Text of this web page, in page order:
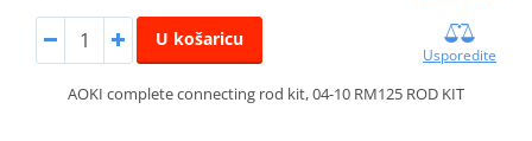
U košaricu
Usporedite
AOKI complete connecting rod kit, 04-10 RM125 ROD KIT